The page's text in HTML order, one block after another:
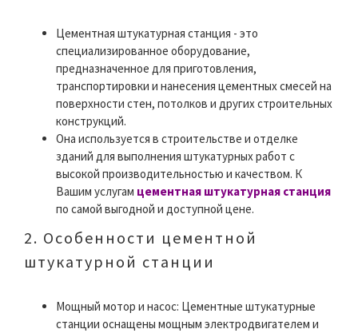
Цементная штукатурная станция - это
специализированное оборудование,
предназначенное для приготовления,
транспортировки и нанесения цементных смесей на
поверхности стен, потолков и других строительных
конструкций.
Она используется в строительстве и отделке
зданий для выполнения штукатурных работ с
высокой производительностью и качеством. К
Вашим услугам цементная штукатурная станция
по самой выгодной и доступной цене.
2. Особенности цементной
штукатурной станции
Мощный мотор и насос: Цементные штукатурные
станции оснащены мощным электродвигателем и